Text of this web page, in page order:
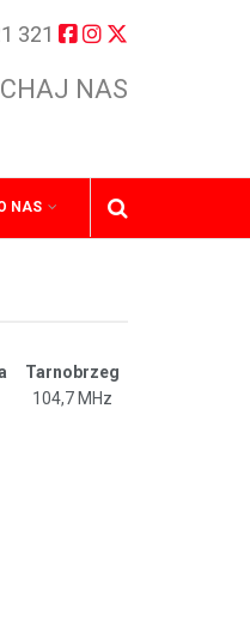
321
NAS
NAS
Tarnobrzeg
104,7 MHz